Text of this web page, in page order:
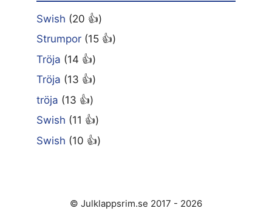
Swish (20 👍)
Strumpor (15 👍)
Tröja (14 👍)
Tröja (13 👍)
tröja (13 👍)
Swish (11 👍)
Swish (10 👍)
© Julklappsrim.se 2017 - 2026